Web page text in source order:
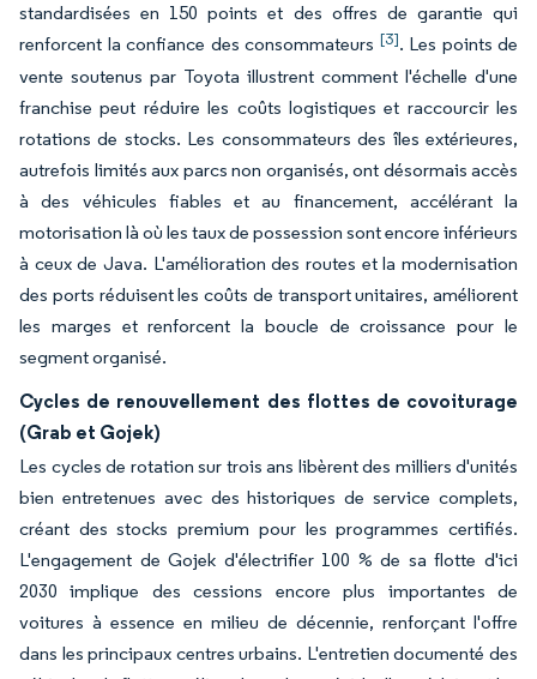
standardisées en 150 points et des offres de garantie qui
renforcent la confiance des consommateurs [3]. Les points de
vente soutenus par Toyota illustrent comment l'échelle d'une
franchise peut réduire les coûts logistiques et raccourcir les
rotations de stocks. Les consommateurs des îles extérieures,
autrefois limités aux parcs non organisés, ont désormais accès
à des véhicules fiables et au financement, accélérant la
motorisation là où les taux de possession sont encore inférieurs
à ceux de Java. L'amélioration des routes et la modernisation
des ports réduisent les coûts de transport unitaires, améliorent
les marges et renforcent la boucle de croissance pour le
segment organisé.
Cycles de renouvellement des flottes de covoiturage
(Grab et Gojek)
Les cycles de rotation sur trois ans libèrent des milliers d'unités
bien entretenues avec des historiques de service complets,
créant des stocks premium pour les programmes certifiés.
L'engagement de Gojek d'électrifier 100 % de sa flotte d'ici
2030 implique des cessions encore plus importantes de
voitures à essence en milieu de décennie, renforçant l'offre
dans les principaux centres urbains. L'entretien documenté des